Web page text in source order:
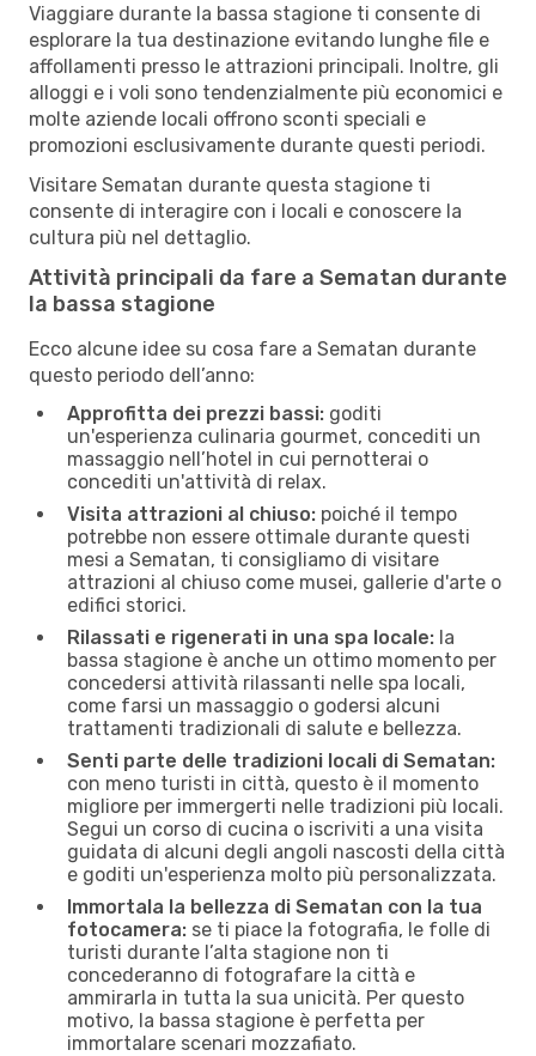
Viaggiare durante la bassa stagione ti consente di
esplorare la tua destinazione evitando lunghe file e
affollamenti presso le attrazioni principali. Inoltre, gli
alloggi e i voli sono tendenzialmente più economici e
molte aziende locali offrono sconti speciali e
promozioni esclusivamente durante questi periodi.
Visitare Sematan durante questa stagione ti
consente di interagire con i locali e conoscere la
cultura più nel dettaglio.
Attività principali da fare a Sematan durante
la bassa stagione
Ecco alcune idee su cosa fare a Sematan durante
questo periodo dell’anno:
Approfitta dei prezzi bassi: goditi
un'esperienza culinaria gourmet, concediti un
massaggio nell’hotel in cui pernotterai o
concediti un'attività di relax.
Visita attrazioni al chiuso: poiché il tempo
potrebbe non essere ottimale durante questi
mesi a Sematan, ti consigliamo di visitare
attrazioni al chiuso come musei, gallerie d'arte o
edifici storici.
Rilassati e rigenerati in una spa locale: la
bassa stagione è anche un ottimo momento per
concedersi attività rilassanti nelle spa locali,
come farsi un massaggio o godersi alcuni
trattamenti tradizionali di salute e bellezza.
Senti parte delle tradizioni locali di Sematan:
con meno turisti in città, questo è il momento
migliore per immergerti nelle tradizioni più locali.
Segui un corso di cucina o iscriviti a una visita
guidata di alcuni degli angoli nascosti della città
e goditi un'esperienza molto più personalizzata.
Immortala la bellezza di Sematan con la tua
fotocamera: se ti piace la fotografia, le folle di
turisti durante l’alta stagione non ti
concederanno di fotografare la città e
ammirarla in tutta la sua unicità. Per questo
motivo, la bassa stagione è perfetta per
immortalare scenari mozzafiato.